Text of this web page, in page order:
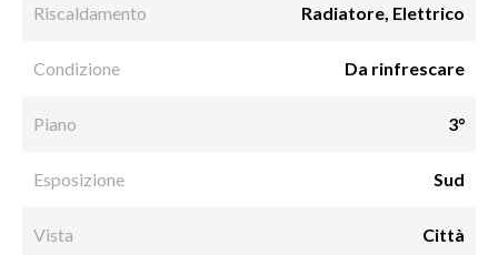
Riscaldamento Radiatore, Elettrico
Condizione Da rinfrescare
Piano 3°
Esposizione Sud
Vista Città